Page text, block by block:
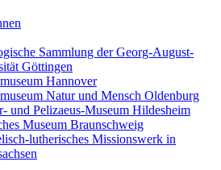
Sammlung der Georg-August-
Göttingen
Hannover
Natur und Mensch Oldenburg
und Pelizaeus-Museum Hildesheim
Museum Braunschweig
lutherisches Missionswerk in